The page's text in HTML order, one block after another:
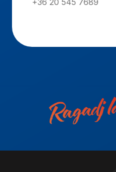
+36 20 545 7689